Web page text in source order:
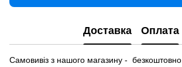
Доставка Оплата
Самовивіз з нашого магазину - безкоштовно.